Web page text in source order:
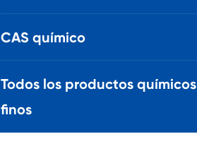
CAS químico
Todos los productos químicos
finos